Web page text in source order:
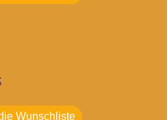
Wunschliste